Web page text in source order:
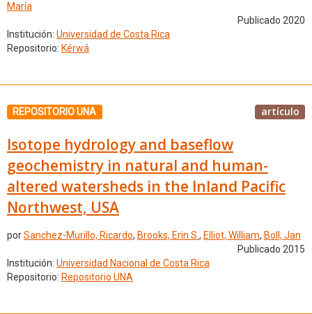
María
Publicado 2020
Institución: Universidad de Costa Rica
Repositorio: Kérwá
REPOSITORIO UNA artículo
Isotope hydrology and baseflow
geochemistry in natural and human-
altered watersheds in the Inland Pacific
Northwest, USA
porSanchez-Murillo, Ricardo, Brooks, Erin S., Elliot, William, Boll, Jan
Publicado 2015
Institución: Universidad Nacional de Costa Rica
Repositorio: Repositorio UNA